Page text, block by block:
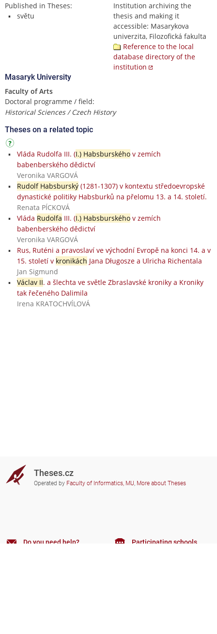
Published in Theses:
světu
Institution archiving the
thesis and making it
accessible: Masarykova
univerzita, Filozofická fakulta
Reference to the local
database directory of the
institution
Masaryk University
Faculty of Arts
Doctoral programme / field:
Historical Sciences / Czech History
Theses on a related topic
Vláda Rudolfa III. (I.) Habsburskéhov zemích
babenberského dědictví
Veronika VARGOVÁ
Rudolf Habsburský(1281-1307) v kontextu středoevropské
dynastické politiky Habsburků na přelomu 13. a 14. století.
Renata PÍCKOVÁ
Vláda Rudolfa III. (I.) Habsburskéhov zemích
babenberského dědictví
Veronika VARGOVÁ
Rus, Ruténi a pravoslaví ve východní Evropě na konci 14. a v
15. století v kronikách Jana Długosze a Ulricha Richentala
Jan Sigmund
Václav II. a šlechta ve světle Zbraslavské kroniky a Kroniky
tak řečeného Dalimila
Irena KRATOCHVÍLOVÁ
Theses.cz
Operated by Faculty of Informatics, MU, More about Theses
Do you need help? Participating schools